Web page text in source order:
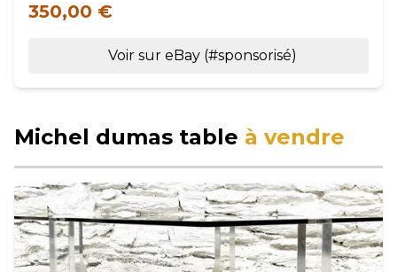
350,00 €
Voir sur eBay (#sponsorisé)
Michel dumas table à vendre